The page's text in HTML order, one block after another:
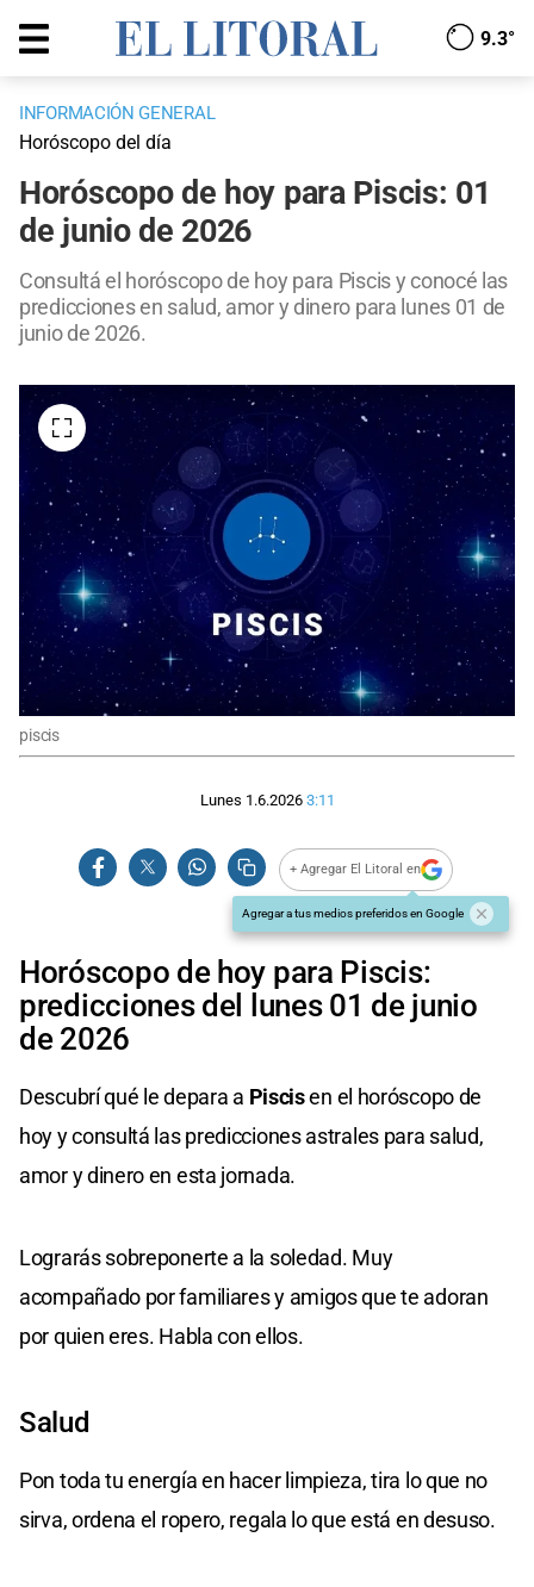
9.3°
INFORMACIÓN GENERAL
Horóscopo del día
Horóscopo de hoy para Piscis: 01
de junio de 2026
Consultá el horóscopo de hoy para Piscis y conocé las
predicciones en salud, amor y dinero para lunes 01 de
junio de 2026.
piscis
Lunes 1.6.2026 3:11
+ Agregar El Litoral en
Agregar a tus medios preferidos en Google
Horóscopo de hoy para Piscis:
predicciones del lunes 01 de junio
de 2026
Descubrí qué le depara a Piscisen el horóscopo de
hoy y consultá las predicciones astrales para salud,
amor y dinero en esta jornada.
Lograrás sobreponerte a la soledad. Muy
acompañado por familiares y amigos que te adoran
por quien eres. Habla con ellos.
Salud
Pon toda tu energía en hacer limpieza, tira lo que no
sirva, ordena el ropero, regala lo que está en desuso.